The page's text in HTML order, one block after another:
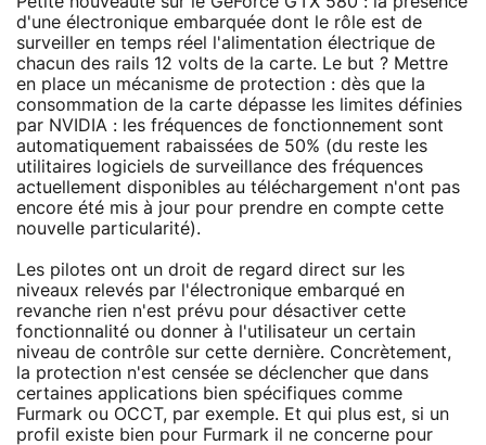
d'une électronique embarquée dont le rôle est de
surveiller en temps réel l'alimentation électrique de
chacun des rails 12 volts de la carte. Le but ? Mettre
en place un mécanisme de protection : dès que la
consommation de la carte dépasse les limites définies
par NVIDIA : les fréquences de fonctionnement sont
automatiquement rabaissées de 50% (du reste les
utilitaires logiciels de surveillance des fréquences
actuellement disponibles au téléchargement n'ont pas
encore été mis à jour pour prendre en compte cette
nouvelle particularité).
Les pilotes ont un droit de regard direct sur les
niveaux relevés par l'électronique embarqué en
revanche rien n'est prévu pour désactiver cette
fonctionnalité ou donner à l'utilisateur un certain
niveau de contrôle sur cette dernière. Concrètement,
la protection n'est censée se déclencher que dans
certaines applications bien spécifiques comme
Furmark ou OCCT, par exemple. Et qui plus est, si un
profil existe bien pour Furmark il ne concerne pour